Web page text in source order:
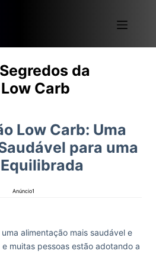
da
Carb
Low Carb: Uma
para uma
Anúncio1
alimentação mais saudável e
muitas pessoas estão adotando a